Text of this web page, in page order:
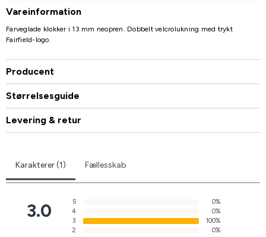
Vareinformation
Farveglade klokker i 13 mm neopren. Dobbelt velcrolukning med trykt
Fairfield-logo.
Producent
Størrelsesguide
Levering & retur
Karakterer (1) Fællesskab
3.0 5
0%
4
0%
3
100%
2
0%